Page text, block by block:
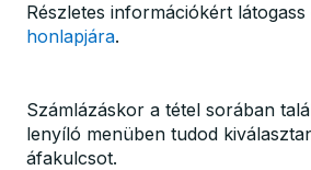
Részletes információkért látogass
honlapjára.
Számlázáskor a tétel sorában
lenyíló menüben tudod
áfakulcsot.